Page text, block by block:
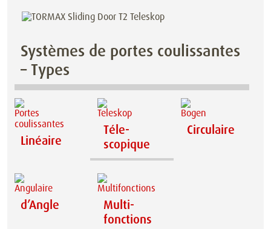
Systèmes de portes coulissantes
– Types
Linéaire
Téle­
scopique
Circulaire
d’Angle
Multi­
fonctions